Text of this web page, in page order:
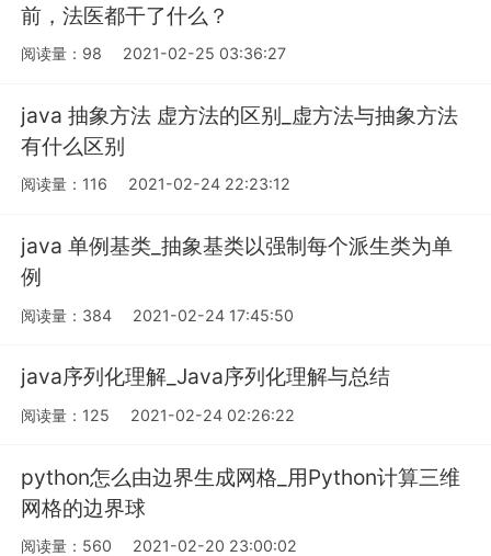
前，法医都干了什么？
阅读量：98 2021-02-25 03:36:27
java 抽象方法 虚方法的区别_虚方法与抽象方法
有什么区别
阅读量：116 2021-02-24 22:23:12
java 单例基类_抽象基类以强制每个派生类为单
例
阅读量：384 2021-02-24 17:45:50
java序列化理解_Java序列化理解与总结
阅读量：125 2021-02-24 02:26:22
python怎么由边界生成网格_用Python计算三维
网格的边界球
阅读量：560 2021-02-20 23:00:02